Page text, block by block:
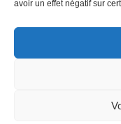
avoir un effet négatif sur